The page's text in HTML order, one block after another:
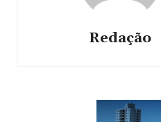
Redação